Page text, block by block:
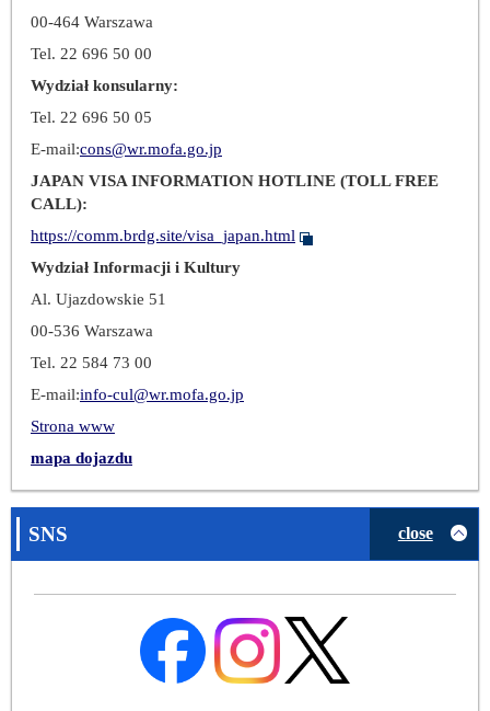
00-464 Warszawa
Tel. 22 696 50 00
Wydział konsularny:
Tel. 22 696 50 05
E-mail:cons@wr.mofa.go.jp
JAPAN VISA INFORMATION HOTLINE (TOLL FREE
CALL):
https://comm.brdg.site/visa_japan.html
Wydział Informacji i Kultury
Al. Ujazdowskie 51
00-536 Warszawa
Tel. 22 584 73 00
E-mail:info-cul@wr.mofa.go.jp
Strona www
mapa dojazdu
SNS close